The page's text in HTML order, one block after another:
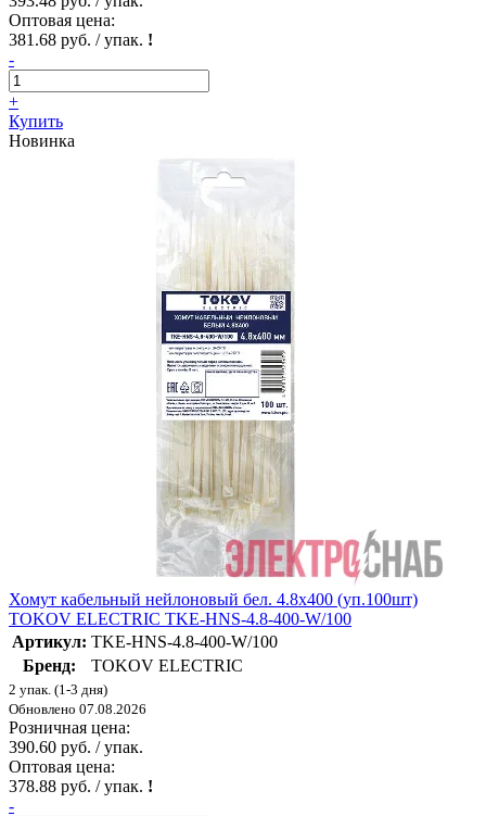
Оптовая цена:
381.68 руб. / упак. !
-
+
Купить
Новинка
Хомут кабельный нейлоновый бел. 4.8х400 (уп.100шт)
TOKOV ELECTRIC TKE-HNS-4.8-400-W/100
Артикул: TKE-HNS-4.8-400-W/100
Бренд:
TOKOV ELECTRIC
2 упак. (1-3 дня)
Обновлено 07.08.2026
Розничная цена:
390.60 руб. / упак.
Оптовая цена:
378.88 руб. / упак. !
-